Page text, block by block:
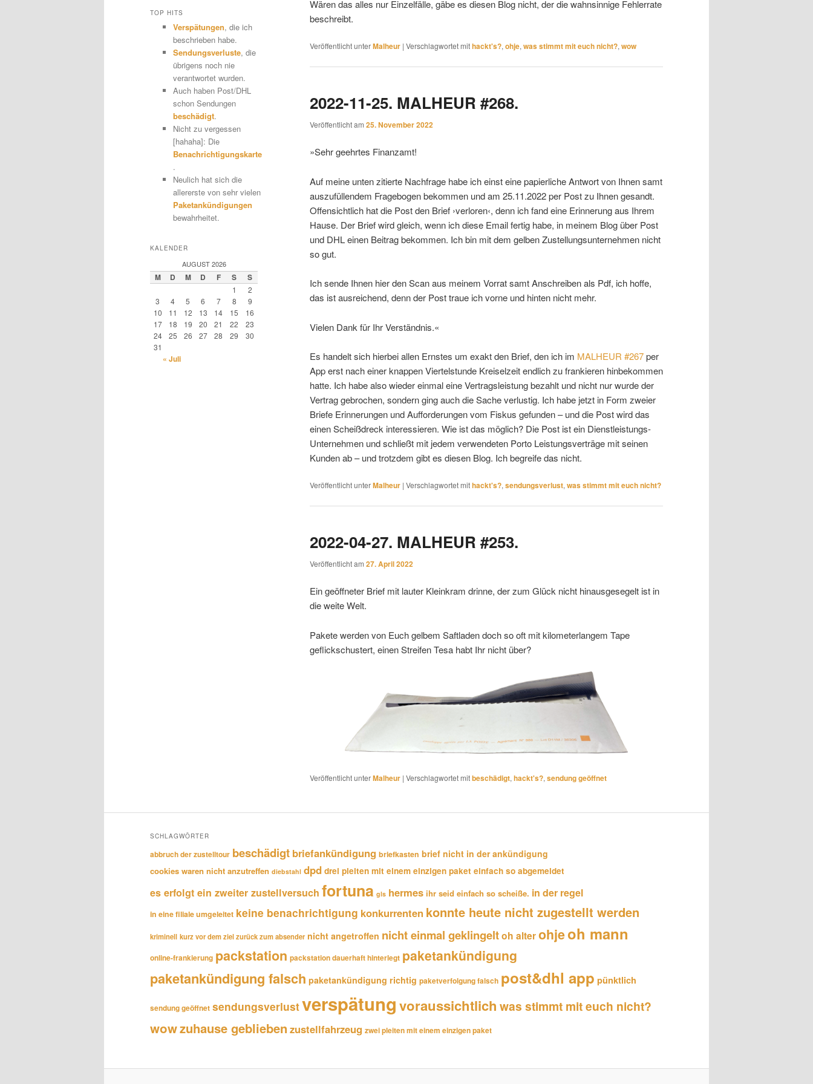
Wären das alles nur Einzelfälle, gäbe es diesen Blog nicht, der die wahnsinnige Fehlerrate
beschreibt.
Veröffentlicht unterMalheur | Verschlagwortet mithackt's?,ohje,was stimmt mit euch nicht?,wow
2022-11-25. MALHEUR #268.
Veröffentlicht am 25. November 2022
»Sehr geehrtes Finanzamt!
Auf meine unten zitierte Nachfrage habe ich einst eine papierliche Antwort von Ihnen samt
auszufüllendem Fragebogen bekommen und am 25.11.2022 per Post zu Ihnen gesandt.
Offensichtlich hat die Post den Brief ›verloren‹, denn ich fand eine Erinnerung aus Ihrem
Hause. Der Brief wird gleich, wenn ich diese Email fertig habe, in meinem Blog über Post
und DHL einen Beitrag bekommen. Ich bin mit dem gelben Zustellungsunternehmen nicht
so gut.
Ich sende Ihnen hier den Scan aus meinem Vorrat samt Anschreiben als Pdf, ich hoffe,
das ist ausreichend, denn der Post traue ich vorne und hinten nicht mehr.
Vielen Dank für Ihr Verständnis.«
Es handelt sich hierbei allen Ernstes um exakt den Brief, den ich im MALHEUR #267per
App erst nach einer knappen Viertelstunde Kreiselzeit endlich zu frankieren hinbekommen
hatte. Ich habe also wieder einmal eine Vertragsleistung bezahlt und nicht nur wurde der
Vertrag gebrochen, sondern ging auch die Sache verlustig. Ich habe jetzt in Form zweier
Briefe Erinnerungen und Aufforderungen vom Fiskus gefunden – und die Post wird das
einen Scheißdreck interessieren. Wie ist das möglich? Die Post ist ein Dienstleistungs-
Unternehmen und schließt mit jedem verwendeten Porto Leistungsverträge mit seinen
Kunden ab – und trotzdem gibt es diesen Blog. Ich begreife das nicht.
Veröffentlicht unterMalheur | Verschlagwortet mithackt's?, sendungsverlust, was stimmt mit euch nicht?
2022-04-27. MALHEUR #253.
Veröffentlicht am 27. April 2022
Ein geöffneter Brief mit lauter Kleinkram drinne, der zum Glück nicht hinausgesegelt ist in
die weite Welt.
Pakete werden von Euch gelbem Saftladen doch so oft mit kilometerlangem Tape
geflickschustert, einen Streifen Tesa habt Ihr nicht über?
Veröffentlicht unterMalheur | Verschlagwortet mitbeschädigt, hackt's?, sendung geöffnet
TOP HITS
Verspätungen, die ich
beschrieben habe.
Sendungsverluste, die
übrigens noch nie
verantwortet wurden.
Auch haben Post/DHL
schon Sendungen
beschädigt.
Nicht zu vergessen
[hahaha]: Die
Benachrichtigungskarte
.
Neulich hat sich die
allererste von sehr vielen
Paketankündigungen
bewahrheitet.
KALENDER
AUGUST 2026
M D M D F S S
1
2
3
4 5 6 7 8
9
10
11 12 13 14 15
16
17
18 19 20 21 22
23
24
25 26 27 28 29
30
31
« Juli
SCHLAGWÖRTER
abbruch der zustelltour beschädigt briefankündigung briefkasten brief nicht in der ankündigung
cookies waren nicht anzutreffen diebstahl dpd drei pleiten mit einem einzigen paket einfach so abgemeldet
es erfolgt ein zweiter zustellversuch fortuna gls hermes ihr seid einfach so scheiße. in der regel
in eine filiale umgeleitet keine benachrichtigung konkurrenten konnte heute nicht zugestellt werden
kriminell kurz vor dem ziel zurück zum absender nicht angetroffen nicht einmal geklingeltoh alterohjeoh mann
online-frankierung packstation packstation dauerhaft hinterlegt paketankündigung
paketankündigung falsch paketankündigung richtig paketverfolgung falsch post&dhl app pünktlich
sendung geöffnet sendungsverlustverspätungvoraussichtlich was stimmt mit euch nicht?
wowzuhause geblieben zustellfahrzeug zwei pleiten mit einem einzigen paket